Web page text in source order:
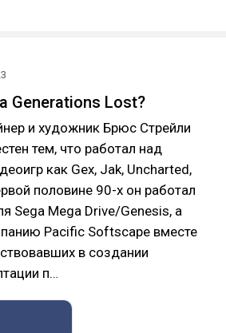
Generations Lost?
и художник Брюс Стрейли
тем, что работал над
как Gex, Jak, Uncharted,
половине 90-х он работал
Sega Mega Drive/Genesis, а
Pacific Softscape вместе
в создании
п…